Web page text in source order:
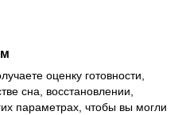
оценку готовности,
сна, восстановлении,
параметрах, чтобы вы могли